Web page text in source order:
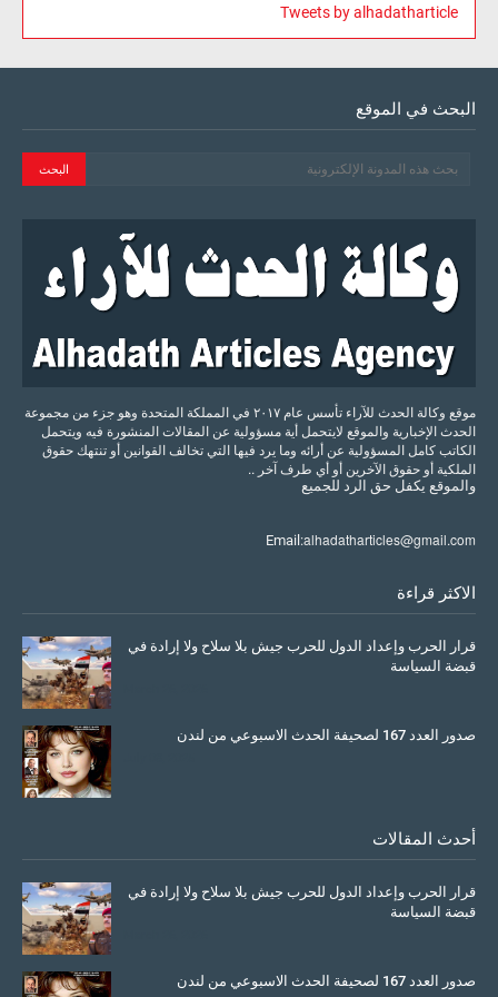
Tweets by alhadatharticle
البحث في الموقع
موقع وكالة الحدث للآراء تأسس عام ٢٠١٧ في المملكة المتحدة وهو جزء من مجموعة
الحدث الإخبارية والموقع لايتحمل أية مسؤولية عن المقالات المنشورة فيه ويتحمل
الكاتب كامل المسؤولية عن أرائه وما يرد فيها التي تخالف القوانين أو تنتهك حقوق
الملكية أو حقوق الآخرين أو أي طرف آخر ..
والموقع يكفل حق الرد للجميع
Email:alhadatharticles@gmail.com
الاكثر قراءة
قرار الحرب وإعداد الدول للحرب جيش بلا سلاح ولا إرادة في
قبضة السياسة
صدور العدد 167 لصحيفة الحدث الاسبوعي من لندن
أحدث المقالات
قرار الحرب وإعداد الدول للحرب جيش بلا سلاح ولا إرادة في
قبضة السياسة
صدور العدد 167 لصحيفة الحدث الاسبوعي من لندن